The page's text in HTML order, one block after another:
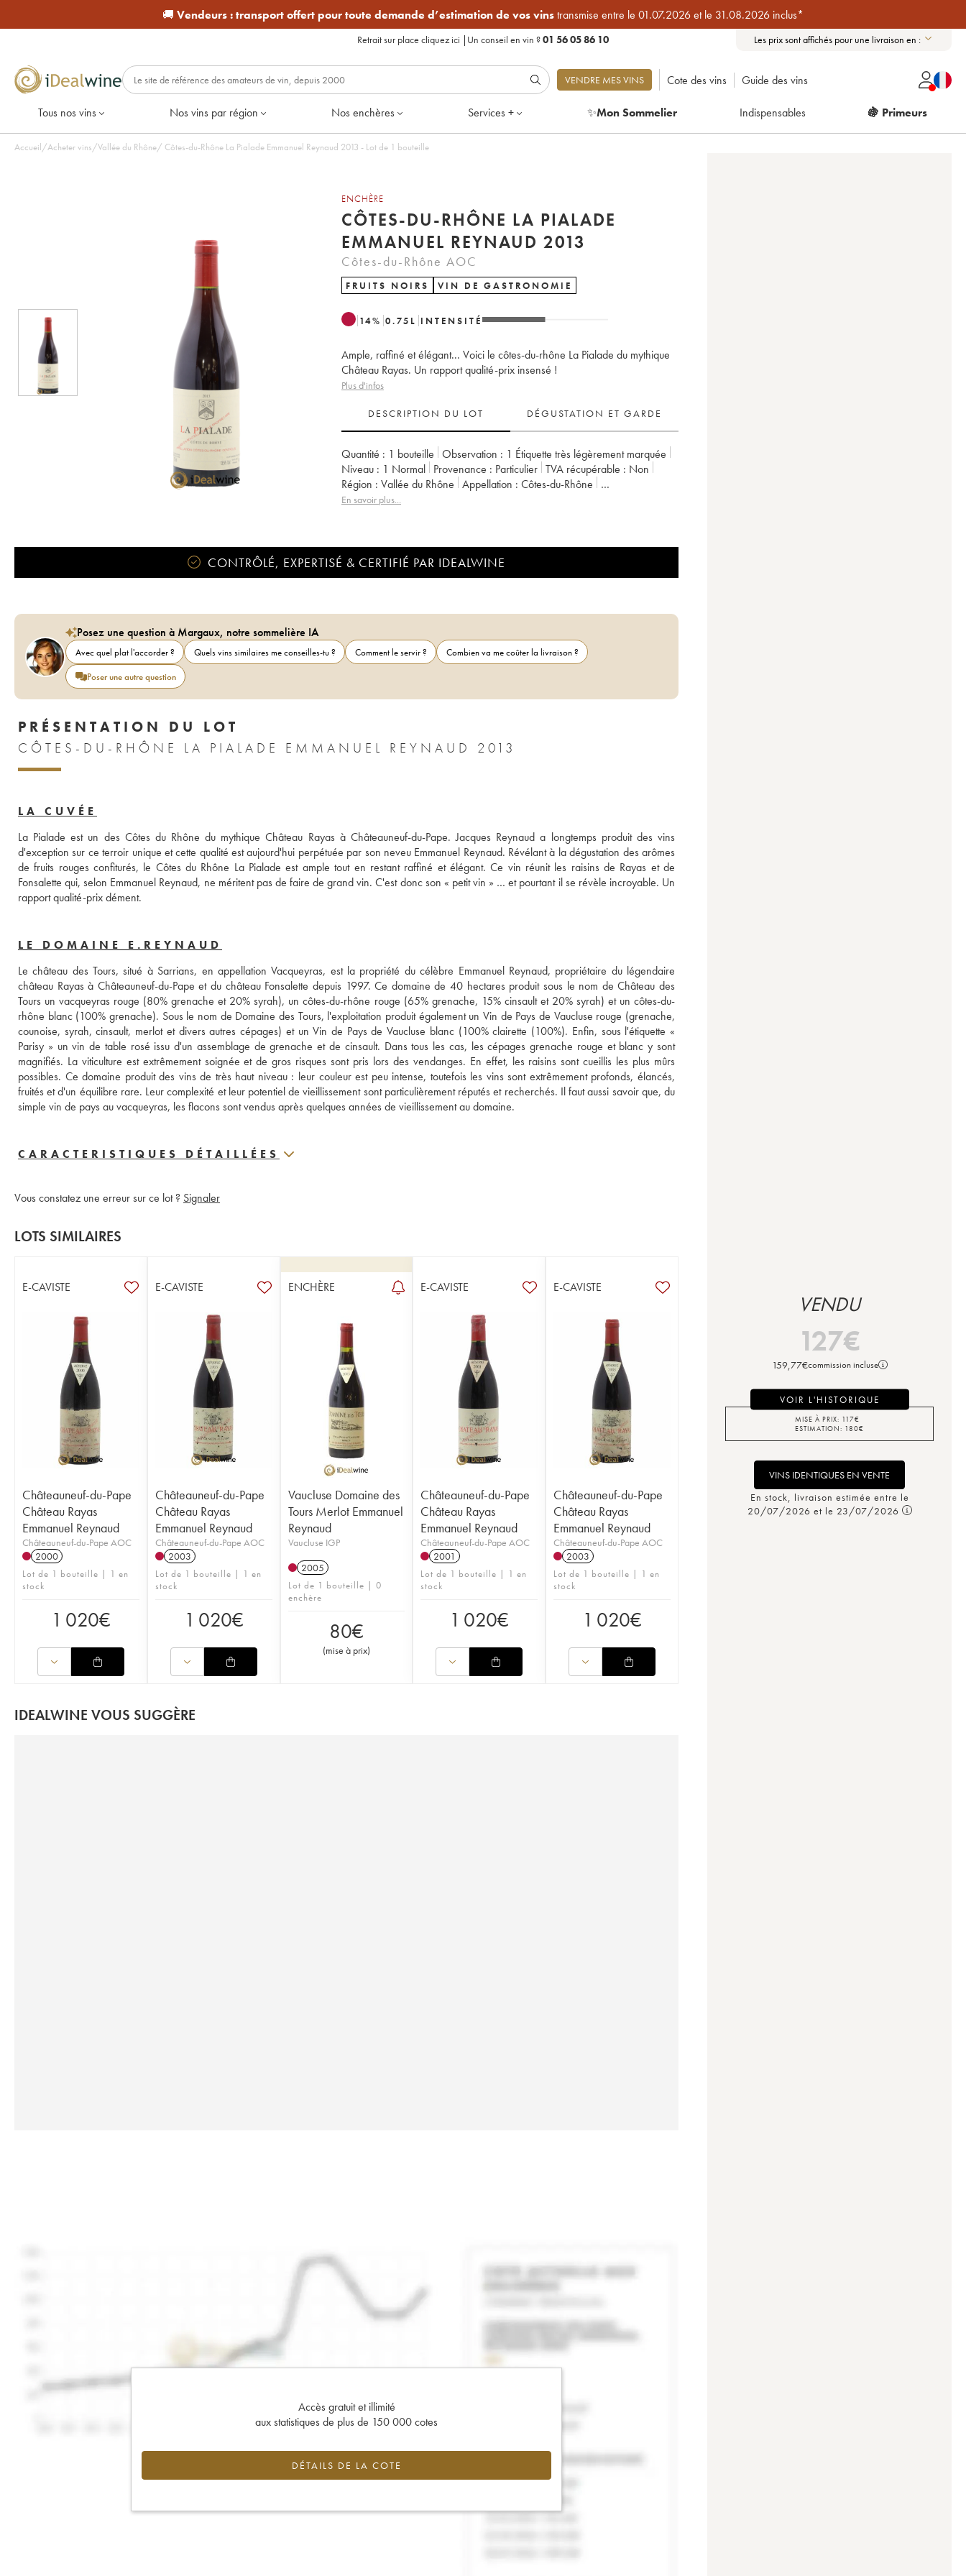
🚚 Vendeurs :transport offert pour toute demande d’estimation de vos vinstransmise entre le 01.07.2026 et le 31.08.2026 inclus*
Retrait sur place cliquez ici | Un conseil en vin ?01 56 05 86 10 Les prix sont affichés pour une livraison en :
VENDRE MES VINS Cote des vins Guide des vins
Tous nos vins Nos vins par région Nos enchères Services + ✨Mon Sommelier Indispensables 🍇 Primeurs
Accueil/Acheter vins/Vallée du Rhône/ Côtes-du-Rhône La Pialade Emmanuel Reynaud 2013 - Lot de 1 bouteille
ENCHÈRE
CÔTES-DU-RHÔNE LA PIALADE
EMMANUEL REYNAUD 2013
Côtes-du-Rhône AOC
FRUITS NOIRS VIN DE GASTRONOMIE
14% 0.75 L INTENSITÉ
Ample, raffiné et élégant... Voici le côtes-du-rhône La Pialade du mythique
Château Rayas. Un rapport qualité-prix insensé !
Plus d'infos
DESCRIPTION DU LOT DÉGUSTATION ET GARDE
Quantité : 1 bouteille Observation : 1 Étiquette très légèrement marquée
Niveau : 1 Normal Provenance : particulier TVA récupérable :
non
Région :
Vallée du Rhône Appellation :
Côtes-du-Rhône
Propriétaire :
En savoir plus...
CONTRÔLÉ, EXPERTISÉ & CERTIFIÉ PAR IDEALWINE
Posez une question à Margaux, notre sommelière IA
Avec quel plat l'accorder ? Quels vins similaires me conseilles-tu ? Comment le servir ?
Combien va me coûter la livraison ?
Poser une autre question
PRÉSENTATION DU LOT
CÔTES-DU-RHÔNE LA PIALADE EMMANUEL REYNAUD 2013
LA CUVÉE
La Pialade est un des Côtes du Rhône du mythique Château Rayas à Châteauneuf-du-Pape. Jacques Reynaud a longtemps produit des vins
d'exception sur ce terroir unique et cette qualité est aujourd'hui perpétuée par son neveu Emmanuel Reynaud. Révélant à la dégustation des arômes
de fruits rouges confiturés, le Côtes du Rhône La Pialade est ample tout en restant raffiné et élégant. Ce vin réunit les raisins de Rayas et de
Fonsalette qui, selon Emmanuel Reynaud, ne méritent pas de faire de grand vin. C'est donc son « petit vin » … et pourtant il se révèle incroyable. Un
rapport qualité-prix dément.
LE DOMAINE E.REYNAUD
Le château des Tours, situé à Sarrians, en appellation Vacqueyras, est la propriété du célèbre Emmanuel Reynaud, propriétaire du légendaire
château Rayas à Châteauneuf-du-Pape et du château Fonsalette depuis 1997. Ce domaine de 40 hectares produit sous le nom de Château des
Tours un vacqueyras rouge (80% grenache et 20% syrah), un côtes-du-rhône rouge (65% grenache, 15% cinsault et 20% syrah) et un côtes-du-
rhône blanc (100% grenache). Sous le nom de Domaine des Tours, l'exploitation produit également un Vin de Pays de Vaucluse rouge (grenache,
counoise, syrah, cinsault, merlot et divers autres cépages) et un Vin de Pays de Vaucluse blanc (100% clairette (100%). Enfin, sous l'étiquette «
Parisy » un vin de table rosé issu d'un assemblage de grenache et de cinsault. Dans tous les cas, les cépages grenache rouge et blanc y sont
magnifiés. La viticulture est extrêmement soignée et de gros risques sont pris lors des vendanges. En effet, les raisins sont cueillis les plus mûrs
possibles. Ce domaine produit des vins de très haut niveau : leur couleur est peu intense, toutefois les vins sont extrêmement profonds, élancés,
fruités et d'un équilibre rare. Leur complexité et leur potentiel de vieillissement sont particulièrement réputés et recherchés. Il faut aussi savoir que, du
simple vin de pays au vacqueyras, les flacons sont vendus après quelques années de vieillissement au domaine.
CARACTERISTIQUES DÉTAILLÉES
Vous constatez une erreur sur ce lot ? Signaler
LOTS SIMILAIRES
E-CAVISTE
Châteauneuf-du-Pape
Château Rayas
Emmanuel Reynaud
Châteauneuf-du-Pape AOC
2000
Lot de 1 bouteille | 1 en
stock
1 020€
E-CAVISTE
Châteauneuf-du-Pape
Château Rayas
Emmanuel Reynaud
Châteauneuf-du-Pape AOC
2003
Lot de 1 bouteille | 1 en
stock
1 020€
ENCHÈRE
Vaucluse Domaine des
Tours Merlot Emmanuel
Reynaud
Vaucluse IGP
2005
Lot de 1 bouteille | 0
enchère
80€
(mise à prix)
E-CAVISTE
Châteauneuf-du-Pape
Château Rayas
Emmanuel Reynaud
Châteauneuf-du-Pape AOC
2001
Lot de 1 bouteille | 1 en
stock
1 020€
E-CAVISTE
Châteauneuf-du-Pape
Château Rayas
Emmanuel Reynaud
Châteauneuf-du-Pape AOC
2003
Lot de 1 bouteille | 1 en
stock
1 020€
IDEALWINE VOUS SUGGÈRE
Accès gratuit et illimité
aux statistiques de plus de 150 000 cotes
DÉTAILS DE LA COTE
VENDU
127€
159,77€commission incluse
VOIR L'HISTORIQUE
MISE À PRIX: 117€
ESTIMATION: 180€
VINS IDENTIQUES EN VENTE
En stock, livraison estimée entre le
20/07/2026 et le 23/07/2026